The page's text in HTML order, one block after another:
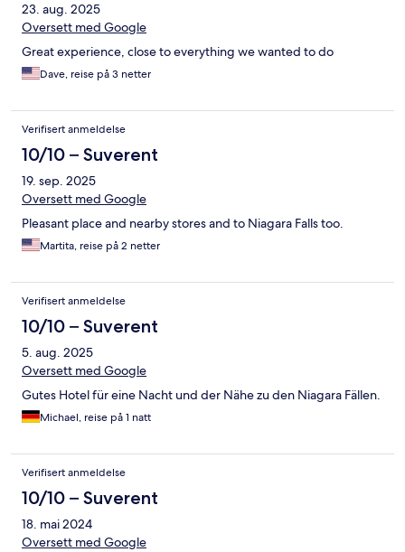
23. aug. 2025
Oversett med Google
Great experience, close to everything we wanted to do
Dave, reise på 3 netter
Verifisert anmeldelse
10/10 – Suverent
19. sep. 2025
Oversett med Google
Pleasant place and nearby stores and to Niagara Falls too.
Martita, reise på 2 netter
Verifisert anmeldelse
10/10 – Suverent
5. aug. 2025
Oversett med Google
Gutes Hotel für eine Nacht und der Nähe zu den Niagara Fällen.
Michael, reise på 1 natt
Verifisert anmeldelse
10/10 – Suverent
18. mai 2024
Oversett med Google